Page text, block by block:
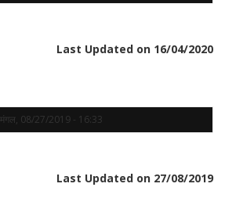
Last Updated on 16/04/2020
मंगल, 08/27/2019 - 16:33
Last Updated on 27/08/2019